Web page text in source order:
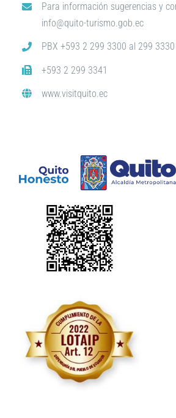
Para información sugerencias y
info@quito-turismo.gob.ec
PBX +593 2 299 3300 al 299 3330
+593 2 299 3341
www.visitquito.ec